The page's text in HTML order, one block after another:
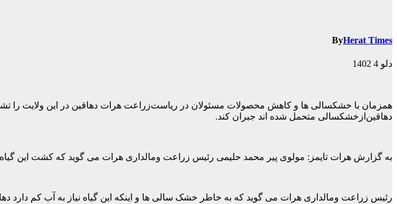
ByHerat Times
دلو 4 1402
همزمان با خشکسالی ها و کاهش محصولات مسئولان در ریاست‌زراعت هرات دهاقین در این ولایت را
دهاقین‌ازخشکسالی متحمل شده اند جبران کند.
به گزارش هرات تایمز: مولوی پیر محمد حلیمی رئیس زراعت ومالداری هرات می گوید که کشت این
رئیس زراعت ومالداری هرات می گوید که به خاطر خشک سالی ها و اینکه این گیاه نیاز به آب کم دارد